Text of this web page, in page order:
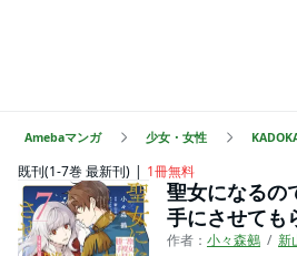
Amebaマンガ 少女・女性
既刊(1-7巻 最新刊) 1冊無料
聖女になるの
手にさせても
作者： 小々森鵺 新